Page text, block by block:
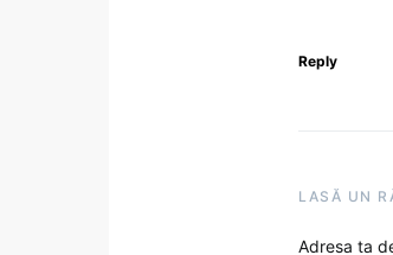
Reply
LASĂ UN
Adresa ta